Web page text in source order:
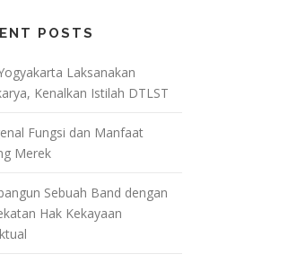
POSTS
Laksanakan
Kenalkan Istilah DTLST
Fungsi dan Manfaat
Merek
Sebuah Band dengan
Hak Kekayaan